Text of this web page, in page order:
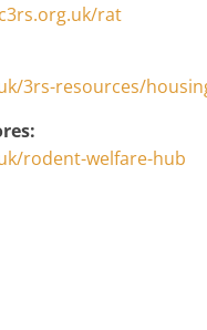
rat
3rs-resources/
rodent-welfare-hub